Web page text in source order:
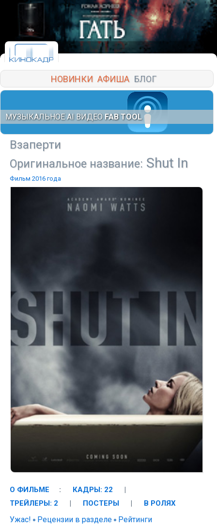
НОВИНКИ АФИША БЛОГ
МУЗЫКАЛЬНОЕ AI ВИДЕО FAB TOOL
Взаперти
Оригинальное название: Shut In
Фильм 2016 года
О ФИЛЬМЕ : КАДРЫ: 22
|
ТРЕЙЛЕРЫ: 2
| ПОСТЕРЫ | В РОЛЯХ
Ужас! Рецензии в разделе Рейтинги